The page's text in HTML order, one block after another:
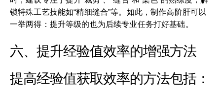
锁特殊工艺技能如“精细缝合”等。如此，制作高阶肝可以
一举两得：提升等级的也为后续专业任务打好基础。
六、提升经验值效率的增强方法
提高经验值获取效率的方法包括：